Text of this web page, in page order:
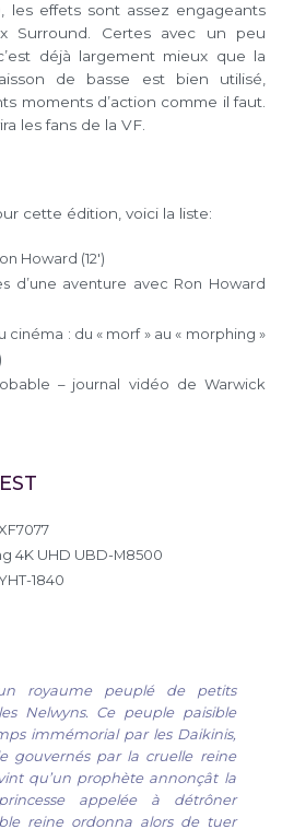
les effets sont assez engageants
Surround. Certes avec un peu
déjà largement mieux que la
de basse est bien utilisé,
moments d’action comme il faut.
les fans de la VF.
cette édition, voici la liste:
Howard (12′)
d’une aventure avec Ron Howard
cinéma : du « morf » au « morphing »
– journal vidéo de Warwick
4K UHD UBD-M8500
1840
royaume peuplé de petits
Nelwyns. Ce peuple paisible
immémorial par les Daikinis,
gouvernés par la cruelle reine
qu’un prophète annonçât la
appelée à détrôner
reine ordonna alors de tuer